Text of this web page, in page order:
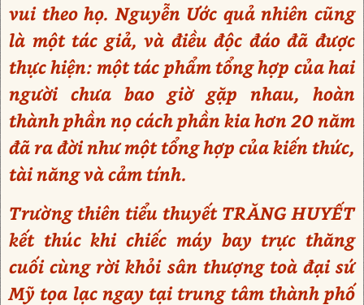
vui theo họ. Nguyễn Ước quả nhiên cũng
là một tác giả, và điều độc đáo đã được
thực hiện: một tác phẩm tổng hợp của hai
người chưa bao giờ gặp nhau, hoàn
thành phần nọ cách phần kia hơn 20 năm
đã ra đời như một tổng hợp của kiến thức,
tài năng và cảm tính.
Trường thiên tiểu thuyết TRĂNG HUYẾT
kết thúc khi chiếc máy bay trực thăng
cuối cùng rời khỏi sân thượng toà đại sứ
Mỹ tọa lạc ngay tại trung tâm thành phố